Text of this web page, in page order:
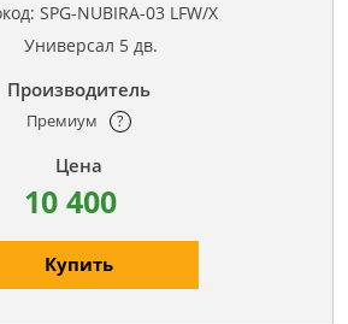
SPG-NUBIRA-03 LFW/X
Универсал 5 дв.
Премиум ?
10 400
Купить